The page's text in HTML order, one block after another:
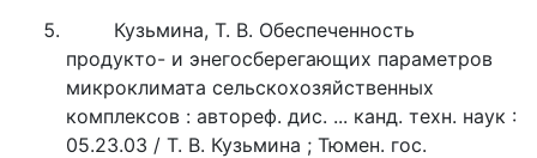
Кузьмина, Т. В. Обеспеченность
продукто- и энегосберегающих параметров
микроклимата сельскохозяйственных
комплексов : автореф. дис. ... канд. техн. наук :
05.23.03 / Т. В. Кузьмина ; Тюмен. гос.